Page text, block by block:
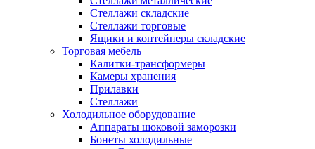
Стеллажи складские
Стеллажи торговые
Ящики и контейнеры складские
Торговая мебель
Калитки-трансформеры
Камеры хранения
Прилавки
Стеллажи
Холодильное оборудование
Аппараты шоковой заморозки
Бонеты холодильные